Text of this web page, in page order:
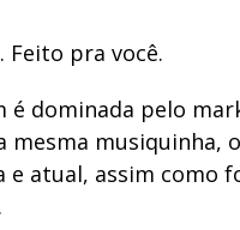
Feito pra você.
dominada pelo
musiquinha,
atual, assim como